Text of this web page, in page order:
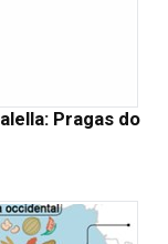
Pragas do